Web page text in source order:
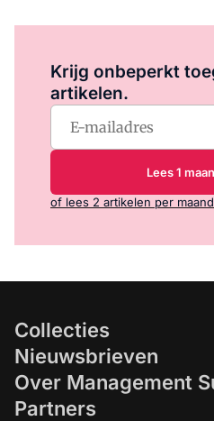
Krijg onbeperkt
artikelen.
Lees 1
of lees 2 artikelen per maand
Collecties
Nieuwsbrieven
Over Management
Partners